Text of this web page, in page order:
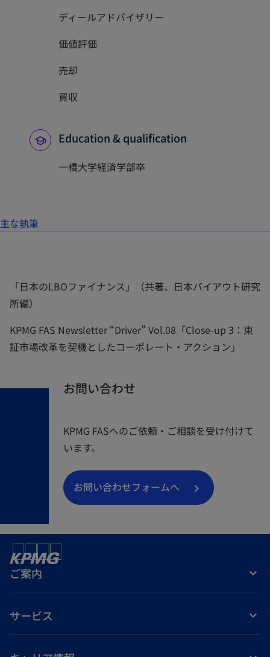
ディールアドバイザリー
価値評価
売却
買収
Education & qualification
一橋大学経済学部卒
主な執筆
「日本のLBOファイナンス」（共著、日本バイアウト研究
所編）
KPMG FAS Newsletter “Driver” Vol.08「Close-up 3：東
証市場改革を契機としたコーポレート・アクション」
お問い合わせ
KPMG FASへのご依頼・ご相談を受け付けて
います。
お問い合わせフォームへ
ご案内
サービス